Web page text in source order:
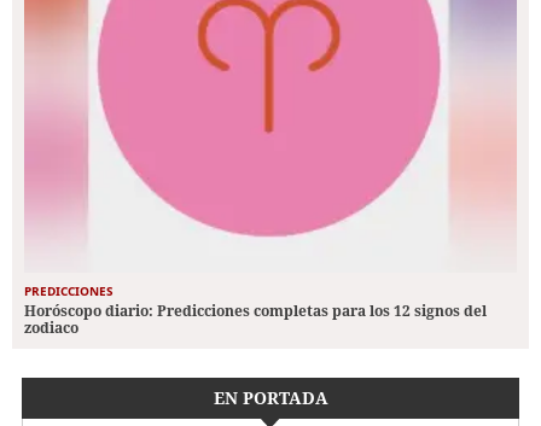
PREDICCIONES
Horóscopo diario: Predicciones completas para los 12 signos del
zodiaco
EN PORTADA